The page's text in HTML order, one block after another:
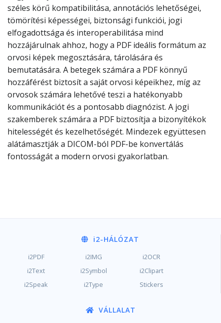
széles körű kompatibilitása, annotációs lehetőségei,
tömörítési képességei, biztonsági funkciói, jogi
elfogadottsága és interoperabilitása mind
hozzájárulnak ahhoz, hogy a PDF ideális formátum az
orvosi képek megosztására, tárolására és
bemutatására. A betegek számára a PDF könnyű
hozzáférést biztosít a saját orvosi képeikhez, míg az
orvosok számára lehetővé teszi a hatékonyabb
kommunikációt és a pontosabb diagnózist. A jogi
szakemberek számára a PDF biztosítja a bizonyítékok
hitelességét és kezelhetőségét. Mindezek együttesen
alátámasztják a DICOM-ból PDF-be konvertálás
fontosságát a modern orvosi gyakorlatban.
i2-HÁLÓZAT
i2PDF i2IMG
i2OCR
i2Text
i2Symbol
i2Clipart
i2Speak
i2Type Stickers
VÁLLALAT